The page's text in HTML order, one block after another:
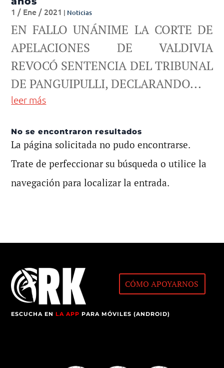
1 / Ene / 2021 | Noticias
EN FALLO UNÁNIME LA CORTE DE
APELACIONES DE VALDIVIA
REVOCÓ SENTENCIA DEL TRIBUNAL
DE PANGUIPULLI, DECLARANDO...
leer más
No se encontraron resultados
La página solicitada no pudo encontrarse.
Trate de perfeccionar su búsqueda o utilice la
navegación para localizar la entrada.
CÓMO APOYARNOS
ESCUCHA ENLA APP PARA MÓVILES (ANDROID)